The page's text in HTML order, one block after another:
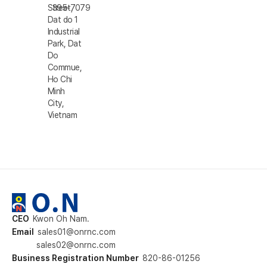
Street,
Dat do 1
Industrial
Park, Dat
Do
Commue,
Ho Chi
Minh
City,
Vietnam
395-7079
CEO Kwon Oh Nam.
Email sales01@onrnc.com
sales02@onrnc.com
Business Registration Number 820-86-01256